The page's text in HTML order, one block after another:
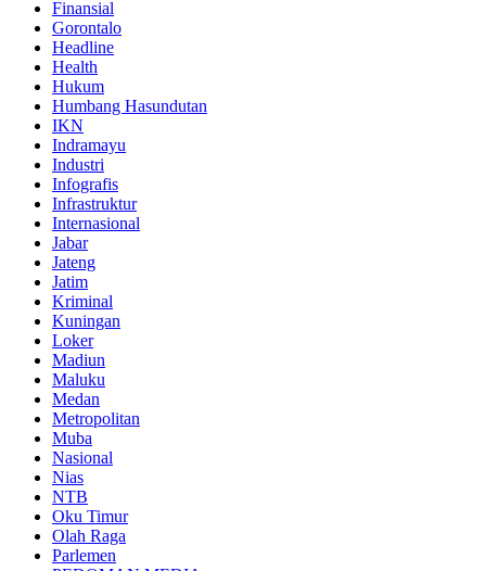
Finansial
Gorontalo
Headline
Health
Hukum
Humbang Hasundutan
IKN
Indramayu
Industri
Infografis
Infrastruktur
Internasional
Jabar
Jateng
Jatim
Kriminal
Kuningan
Loker
Madiun
Maluku
Medan
Metropolitan
Muba
Nasional
Nias
NTB
Oku Timur
Olah Raga
Parlemen